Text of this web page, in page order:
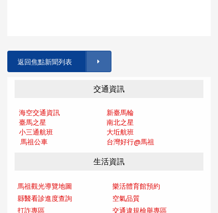
返回焦點新聞列表
交通資訊
海空交通資訊
新臺馬輪
臺馬之星
南北之星
小三通航班
大坵航班
馬祖公車
台灣好行@馬祖
生活資訊
馬祖觀光導覽地圖
樂活體育館預約
縣醫看診進度查詢
空氣品質
打詐專區
交通違規檢舉專區